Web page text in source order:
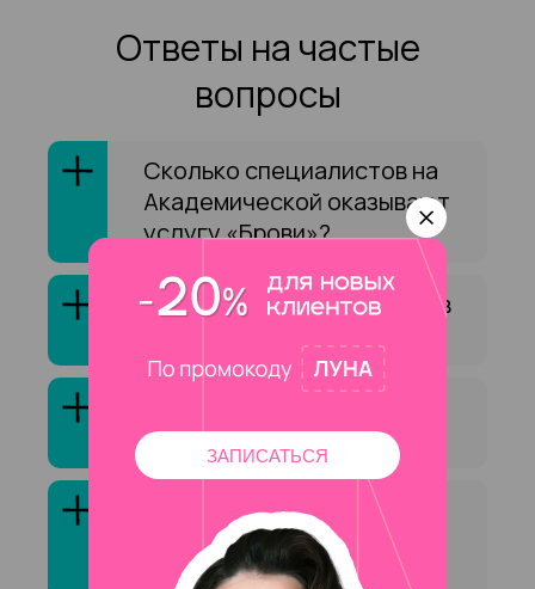
Ответы на частые
вопросы
Сколько специалистов на
Академической оказывают
услугу «Брови»?
Как выбрать специалиста в
услугой «Брови»?
Сколько стоит услуга
«Брови» на на
Академической ?
ЗАПИСАТЬСЯ